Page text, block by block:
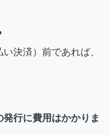
決済）前であれば、
行に費用はかかりま